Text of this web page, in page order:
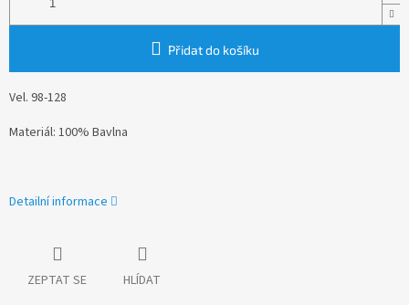
Přidat do košíku
Vel. 98-128
Materiál: 100% Bavlna
Detailní informace
ZEPTAT SE HLÍDAT